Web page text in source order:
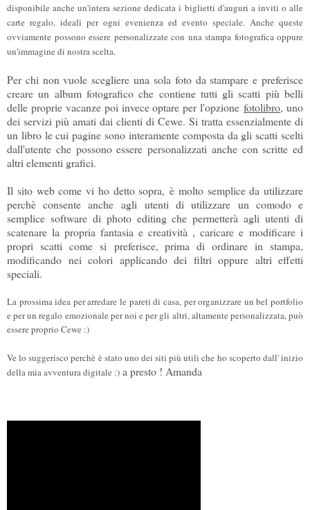
disponibile anche un'intera sezione dedicata i biglietti d'auguri a inviti o alle
carte regalo, ideali per ogni evenienza ed evento speciale. Anche queste
ovviamente possono essere personalizzate con una stampa fotografica oppure
un'immagine di nostra scelta.
Per chi non vuole scegliere una sola foto da stampare e preferisce
creare un album fotografico che contiene tutti gli scatti più belli
delle proprie vacanze poi invece optare per l'opzionefotolibro, uno
dei servizi più amati dai clienti di Cewe. Si tratta essenzialmente di
un libro le cui pagine sono interamente composta da gli scatti scelti
dall'utente che possono essere personalizzati anche con scritte ed
altri elementi grafici.
Il sito web come vi ho detto sopra, è molto semplice da utilizzare
perchè consente anche agli utenti di utilizzare un comodo e
semplice software di photo editing che permetterà agli utenti di
scatenare la propria fantasia e creatività , caricare e modificare i
propri scatti come si preferisce, prima di ordinare in stampa,
modificando nei colori applicando dei filtri oppure altri effetti
speciali.
La prossima idea per arredare le pareti di casa, per organizzare un bel portfolio
e per un regalo emozionale per noi e per gli altri, altamente personalizzata, può
essere proprio Cewe :)
Ve lo suggerisco perchè è stato uno dei siti più utili che ho scoperto dall' inizio
della mia avventura digitale :) a presto ! Amanda